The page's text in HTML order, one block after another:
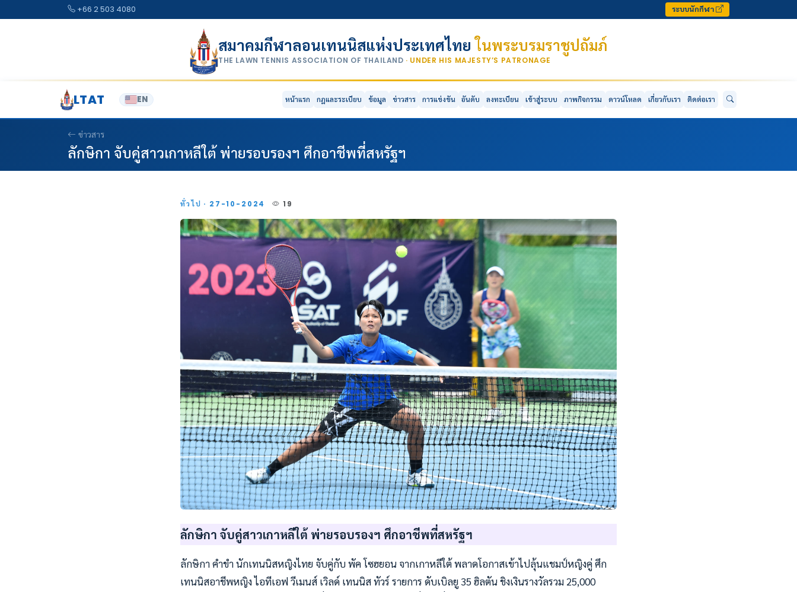
+66 2 503 4080 ระบบนักกีฬา
สมาคมกีฬาลอนเทนนิสแห่งประเทศไทยในพระบรมราชูปถัมภ์
THE LAWN TENNIS ASSOCIATION OF THAILAND · UNDER HIS MAJESTY’S PATRONAGE
LTAT EN หน้าแรก กฎและระเบียบ ข้อมูล ข่าวสาร การแข่งขัน อันดับ ลงทะเบียน เข้าสู่ระบบ ภาพกิจกรรม ดาวน์โหลด เกี่ยวกับเรา ติดต่อเรา
ข่าวสาร
ลักษิกา จับคู่สาวเกาหลีใต้ พ่ายรอบรองฯ ศึกอาชีพที่สหรัฐฯ
ทั่วไป · 27-10-2024 19
ลักษิกา จับคู่สาวเกาหลีใต้ พ่ายรอบรองฯ ศึกอาชีพที่สหรัฐฯ
ลักษิกา คำขำ นักเทนนิสหญิงไทย จับคู่กับ พัค โซฮยอน จากเกาหลีใต้ พลาดโอกาสเข้าไปลุ้นแชมป์หญิงคู่ ศึก
เทนนิสอาชีพหญิง ไอทีเอฟ วีเมนส์ เวิลด์ เทนนิส ทัวร์ รายการ ดับเบิลยู 35 ฮิลตัน ชิงเงินรางวัลรวม 25,000